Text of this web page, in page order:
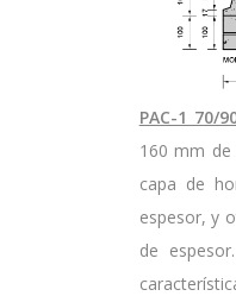
PAC-1 70/
160 mm
capa de
espesor, y
de